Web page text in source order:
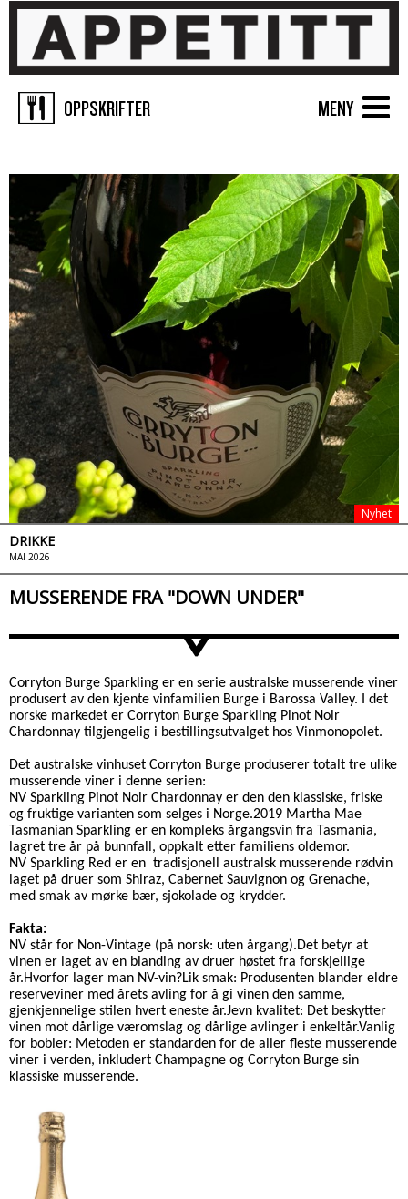
OPPSKRIFTER MENY
Nyhet
DRIKKE
MAI 2026
MUSSERENDE FRA "DOWN UNDER"
>
Corryton Burge Sparkling er en serie australske musserende viner
produsert av den kjente vinfamilien Burge i Barossa Valley. I det
norske markedet er Corryton Burge Sparkling Pinot Noir
Chardonnay tilgjengelig i bestillingsutvalget hos Vinmonopolet.
Det australske vinhuset Corryton Burge produserer totalt tre ulike
musserende viner i denne serien:
NV Sparkling Pinot Noir Chardonnay er den den klassiske, friske
og fruktige varianten som selges i Norge.2019 Martha Mae
Tasmanian Sparkling er en kompleks årgangsvin fra Tasmania,
lagret tre år på bunnfall, oppkalt etter familiens oldemor.
NV Sparkling Red er en tradisjonell australsk musserende rødvin
laget på druer som Shiraz, Cabernet Sauvignon og Grenache,
med smak av mørke bær, sjokolade og krydder.
Fakta:
NV står for Non-Vintage (på norsk: uten årgang).Det betyr at
vinen er laget av en blanding av druer høstet fra forskjellige
år.Hvorfor lager man NV-vin?Lik smak: Produsenten blander eldre
reserveviner med årets avling for å gi vinen den samme,
gjenkjennelige stilen hvert eneste år.Jevn kvalitet: Det beskytter
vinen mot dårlige væromslag og dårlige avlinger i enkeltår.Vanlig
for bobler: Metoden er standarden for de aller fleste musserende
viner i verden, inkludert Champagne og Corryton Burge sin
klassiske musserende.